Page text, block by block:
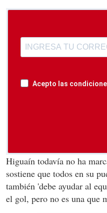
Acepto las
Higuaín todavía no ha
sostiene que todos en su
también 'debe ayudar al
el gol, pero no es una que